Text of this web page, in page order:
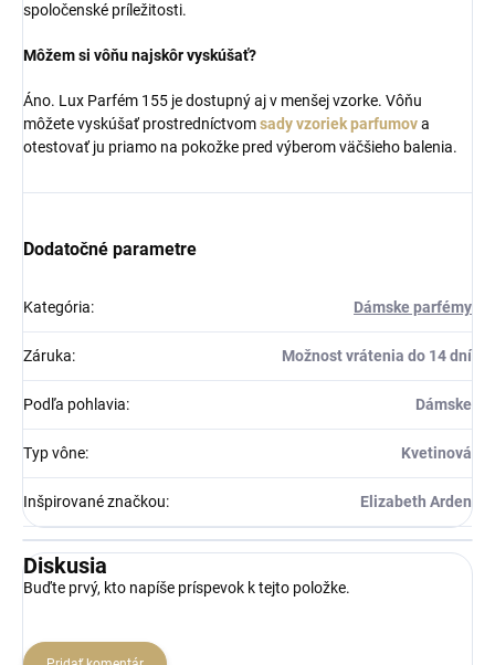
spoločenské príležitosti.
Môžem si vôňu najskôr vyskúšať?
Áno. Lux Parfém 155 je dostupný aj v menšej vzorke. Vôňu
môžete vyskúšať prostredníctvomsady vzoriek parfumova
otestovať ju priamo na pokožke pred výberom väčšieho balenia.
Dodatočné parametre
Kategória: Dámske parfémy
Záruka: Možnost vrátenia do 14 dní
Podľa pohlavia: Dámske
Typ vône: Kvetinová
Inšpirované značkou: Elizabeth Arden
Diskusia
Buďte prvý, kto napíše príspevok k tejto položke.